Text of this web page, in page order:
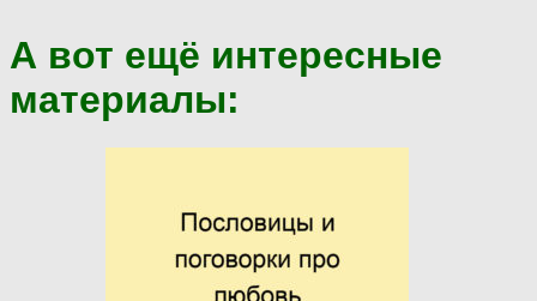
А вот ещё интересные
материалы: